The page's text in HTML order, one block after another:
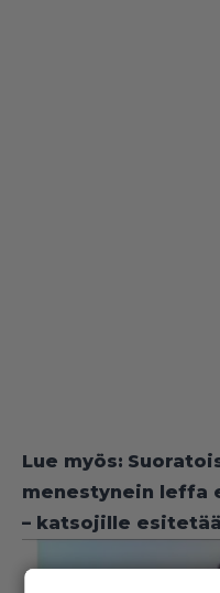
Lue myös:
menestynein leffa
– katsojille